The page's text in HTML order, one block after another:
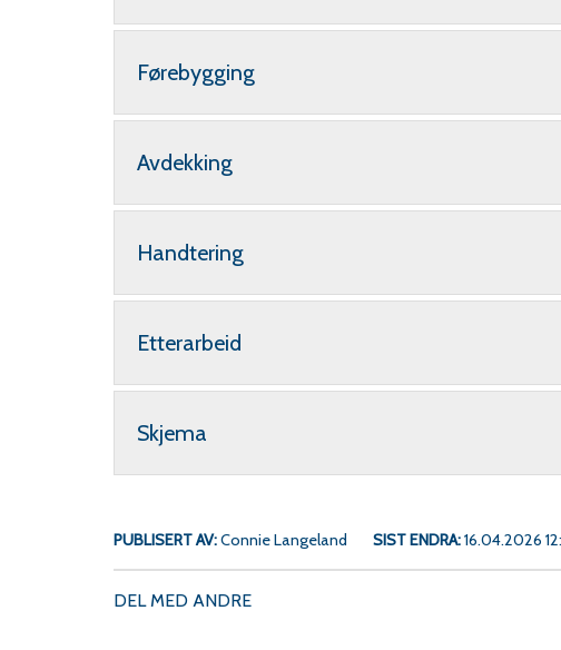
Førebygging
Avdekking
Handtering
Etterarbeid
Skjema
PUBLISERT AV Connie Langeland SIST ENDRA 16.04.2026
DEL MED ANDRE